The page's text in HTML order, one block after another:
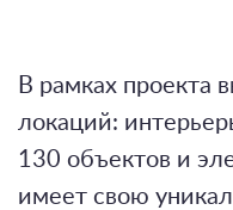
В рамках проекта
локаций:
130 объектов и
имеет свою